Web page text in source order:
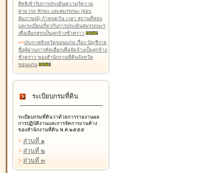
สิทธิเข้ารับการประเมินความรู้ความ
สามารถ ทักษะ และสมรรถนะ (สอบ
สัมภาษณ์) กำหนดวัน เวลา สถานที่สอบ
และระเบียบเกี่ยวกับการประเมินสมรรถนะฯ
เพื่อเลือกสรรเป็นลูกจ้างชั่วคราว
>>ประกาศจังหวัดขอนแก่น เรื่อง บัญชีราย
ชื่อผู้ผ่านการคัดเลือกเพื่อจัดจ้างเป็นลูกจ้าง
ชั่วคราว ของสำนักงานที่ดินจังหวัด
ขอนแก่น
ระเบียบกรมที่ดิน
ระเบียบกรมที่ดินว่าด้วยการรายงานผล
การปฏิบัติงานและการจัดการงานค้าง
ของสำนักงานที่ดิน พ.ศ.๒๕๕๕
> ส่วนที่ ๑
> ส่วนที่ ๒
> ส่วนที่ ๓